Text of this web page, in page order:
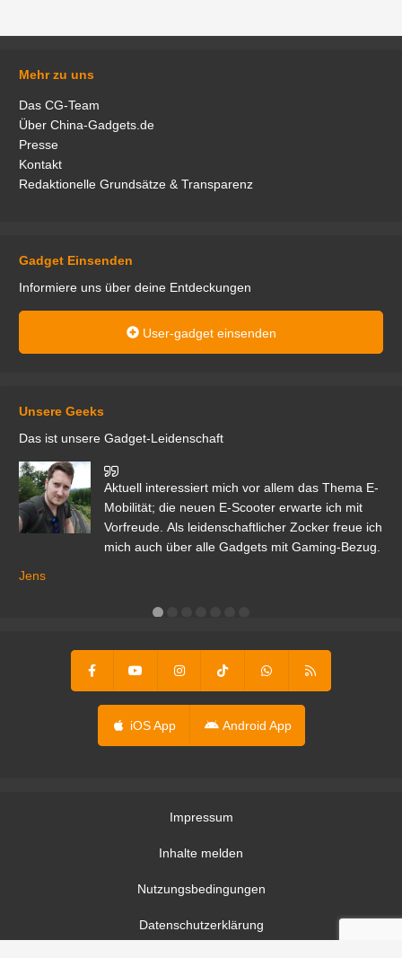
Mehr zu uns
Das CG-Team
Über China-Gadgets.de
Presse
Kontakt
Redaktionelle Grundsätze & Transparenz
Gadget Einsenden
Informiere uns über deine Entdeckungen
User-gadget einsenden
Unsere Geeks
Das ist unsere Gadget-Leidenschaft
Aktuell interessiert mich vor allem das Thema E-
Mobilität; die neuen E-Scooter erwarte ich mit
Vorfreude. Als leidenschaftlicher Zocker freue ich
mich auch über alle Gadgets mit Gaming-Bezug.
Jens
iOS App Android App
Impressum
Inhalte melden
Nutzungsbedingungen
Datenschutzerklärung